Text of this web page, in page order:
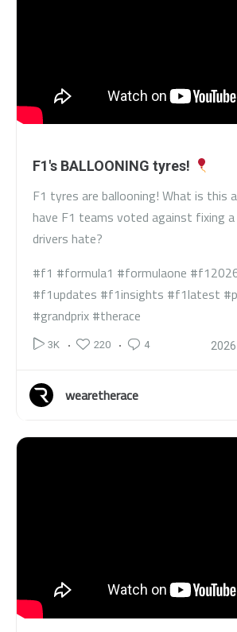
F1's BALLOONING tyres!
F1 tyres are ballooning! What is this
have F1 teams voted against fixing
drivers hate?
#f1 #formula1 #formulaone
#f1updates #f1insights #f1latest
#grandprix #therace
3K 220 4
wearetherace